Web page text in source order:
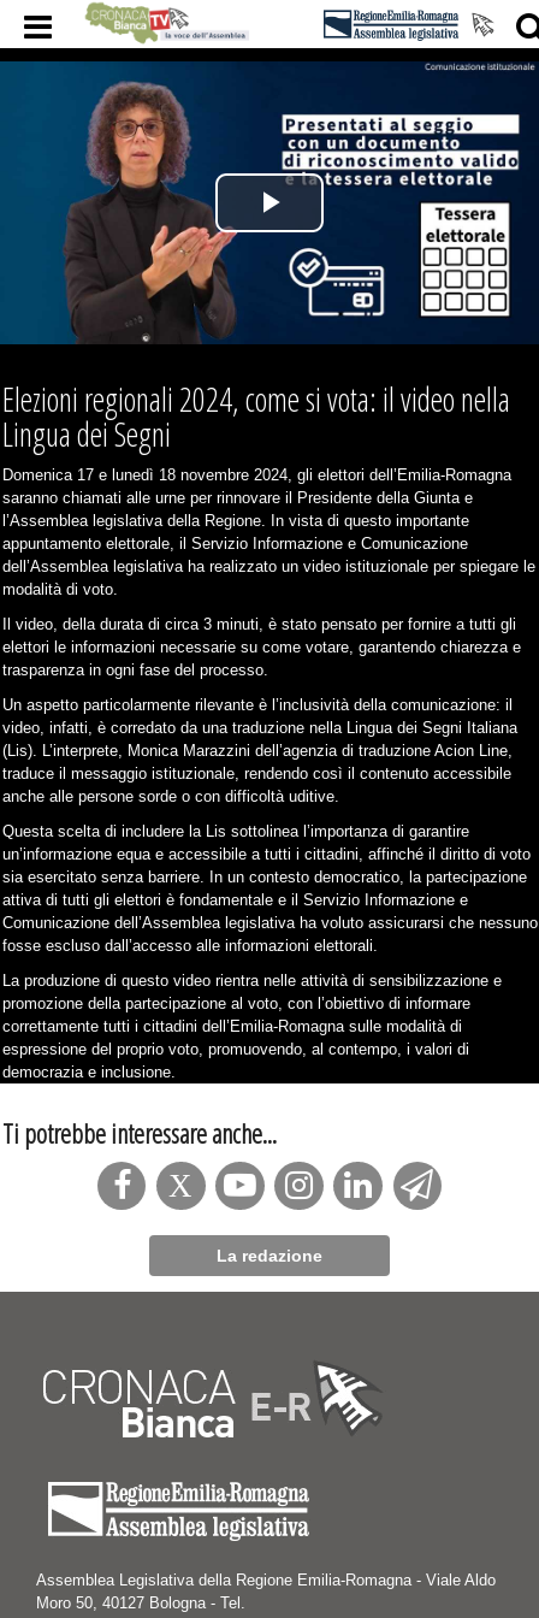
Play
Video
Elezioni regionali 2024, come si vota: il video nella
Lingua dei Segni
Domenica 17 e lunedì 18 novembre 2024, gli elettori dell’Emilia-Romagna
saranno chiamati alle urne per rinnovare il Presidente della Giunta e
l’Assemblea legislativa della Regione. In vista di questo importante
appuntamento elettorale, il Servizio Informazione e Comunicazione
dell’Assemblea legislativa ha realizzato un video istituzionale per spiegare le
modalità di voto.
Il video, della durata di circa 3 minuti, è stato pensato per fornire a tutti gli
elettori le informazioni necessarie su come votare, garantendo chiarezza e
trasparenza in ogni fase del processo.
Un aspetto particolarmente rilevante è l’inclusività della comunicazione: il
video, infatti, è corredato da una traduzione nella Lingua dei Segni Italiana
(Lis). L’interprete, Monica Marazzini dell’agenzia di traduzione Acion Line,
traduce il messaggio istituzionale, rendendo così il contenuto accessibile
anche alle persone sorde o con difficoltà uditive.
Questa scelta di includere la Lis sottolinea l’importanza di garantire
un’informazione equa e accessibile a tutti i cittadini, affinché il diritto di voto
sia esercitato senza barriere. In un contesto democratico, la partecipazione
attiva di tutti gli elettori è fondamentale e il Servizio Informazione e
Comunicazione dell’Assemblea legislativa ha voluto assicurarsi che nessuno
fosse escluso dall’accesso alle informazioni elettorali.
La produzione di questo video rientra nelle attività di sensibilizzazione e
promozione della partecipazione al voto, con l’obiettivo di informare
correttamente tutti i cittadini dell’Emilia-Romagna sulle modalità di
espressione del proprio voto, promuovendo, al contempo, i valori di
democrazia e inclusione.
Ti potrebbe interessare anche...
La redazione
Assemblea Legislativa della Regione Emilia-Romagna - Viale Aldo
Moro 50, 40127 Bologna - Tel.